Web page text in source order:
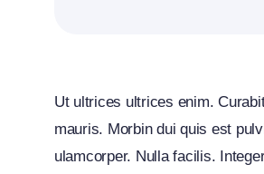
Ut ultrices ultrices enim.
mauris. Morbin dui quis est
ulamcorper. Nulla facilis.